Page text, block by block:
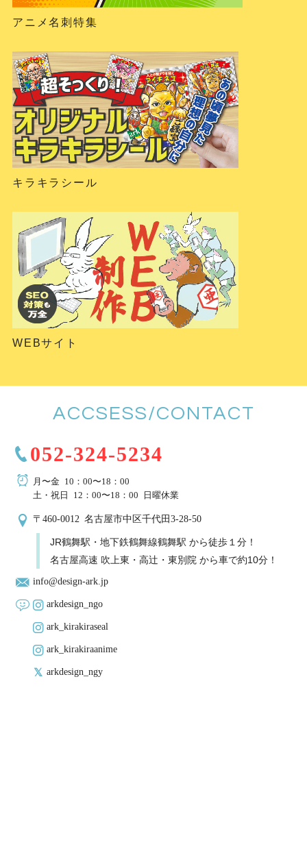
アニメ名刺特集
キラキラシール
WEBサイト
ACCSESS/CONTACT
052-324-5234
月〜金 10：00〜18：00
土・祝日 12：00〜18：00 日曜休業
〒460-0012 名古屋市中区千代田3-28-50
JR鶴舞駅・地下鉄鶴舞線鶴舞駅 から徒歩１分！
名古屋高速 吹上東・高辻・東別院 から車で約10分！
info@design-ark.jp
arkdesign_ngo
ark_kirakiraseal
ark_kirakiraanime
arkdesign_ngy